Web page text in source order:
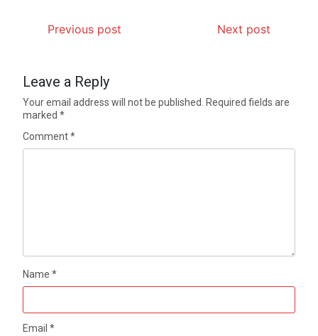
Previous post Next post
Leave a Reply
Your email address will not be published.
Required fields are
marked*
Comment*
Name*
Email*